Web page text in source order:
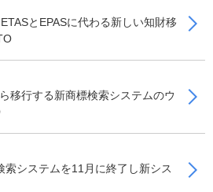
とEPASに代わる新しい知財移
移行する新商標検索システムのウ
システムを11月に終了し新シス